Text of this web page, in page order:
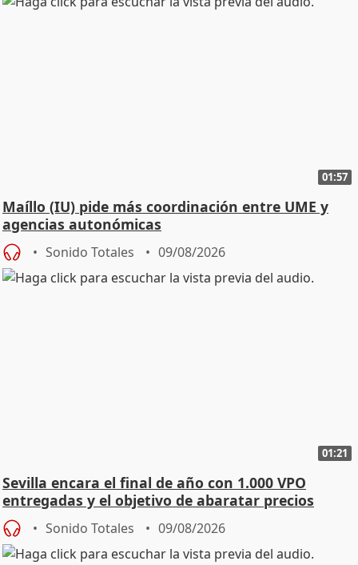
01:57
Maíllo (IU) pide más coordinación entre UME y
agencias autonómicas
Sonido Totales 09/08/2026
01:21
Sevilla encara el final de año con 1.000 VPO
entregadas y el objetivo de abaratar precios
Sonido Totales 09/08/2026